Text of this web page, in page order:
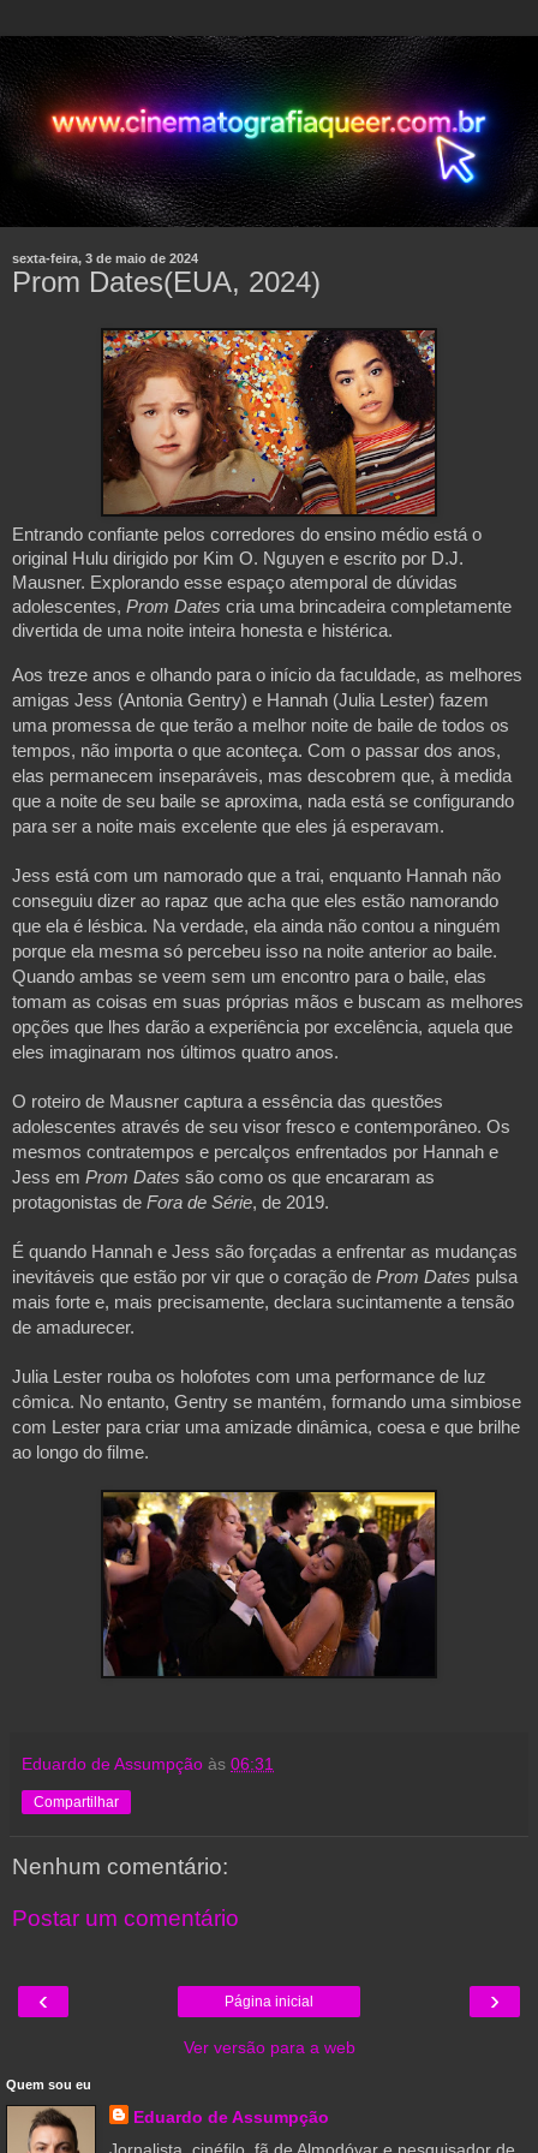
sexta-feira, 3 de maio de 2024
Prom Dates(EUA, 2024)
Entrando confiante pelos corredores do ensino médio está o
original Hulu dirigido por Kim O. Nguyen e escrito por D.J.
Mausner. Explorando esse espaço atemporal de dúvidas
adolescentes, Prom Dates cria uma brincadeira completamente
divertida de uma noite inteira honesta e histérica.
Aos treze anos e olhando para o início da faculdade, as melhores
amigas Jess (Antonia Gentry) e Hannah (Julia Lester) fazem
uma promessa de que terão a melhor noite de baile de todos os
tempos, não importa o que aconteça. Com o passar dos anos,
elas permanecem inseparáveis, mas descobrem que, à medida
que a noite de seu baile se aproxima, nada está se configurando
para ser a noite mais excelente que eles já esperavam.
Jess está com um namorado que a trai, enquanto Hannah não
conseguiu dizer ao rapaz que acha que eles estão namorando
que ela é lésbica. Na verdade, ela ainda não contou a ninguém
porque ela mesma só percebeu isso na noite anterior ao baile.
Quando ambas se veem sem um encontro para o baile, elas
tomam as coisas em suas próprias mãos e buscam as melhores
opções que lhes darão a experiência por excelência, aquela que
eles imaginaram nos últimos quatro anos.
O roteiro de Mausner captura a essência das questões
adolescentes através de seu visor fresco e contemporâneo. Os
mesmos contratempos e percalços enfrentados por Hannah e
Jess em Prom Dates são como os que encararam as
protagonistas de Fora de Série, de 2019.
É quando Hannah e Jess são forçadas a enfrentar as mudanças
inevitáveis que estão por vir que o coração de Prom Dates pulsa
mais forte e, mais precisamente, declara sucintamente a tensão
de amadurecer.
Julia Lester rouba os holofotes com uma performance de luz
cômica. No entanto, Gentry se mantém, formando uma simbiose
com Lester para criar uma amizade dinâmica, coesa e que brilhe
ao longo do filme.
Eduardo de Assumpção às 06:31
Compartilhar
Nenhum comentário:
Postar um comentário
‹ ›
Página inicial
Ver versão para a web
Quem sou eu
Eduardo de Assumpção